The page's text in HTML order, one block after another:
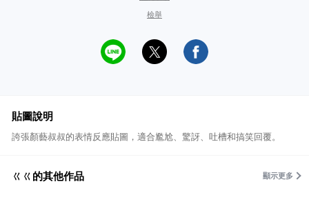
檢舉
貼圖說明
誇張顏藝叔叔的表情反應貼圖，適合尷尬、驚訝、吐槽和搞笑回覆。
ㄍㄍ的其他作品 顯示更多